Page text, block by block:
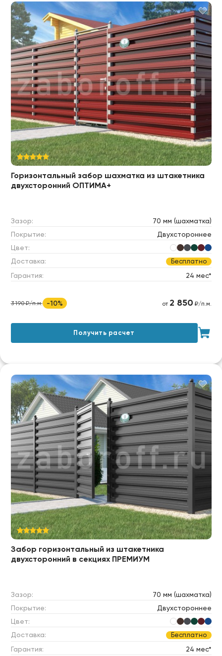
Горизонтальный забор шахматка из штакетника
двухсторонний ОПТИМА+
Зазор:
70 мм (шахматка)
Покрытие:
Двухстороннее
Цвет:
Доставка:
Бесплатно
Гарантия: 24 мес*
3 190 ₽/п.м. -10% от 2 850 ₽/п.м.
Получить расчет
Забор горизонтальный из штакетника
двухсторонний в секциях ПРЕМИУМ
Зазор:
70 мм (шахматка)
Покрытие:
Двухстороннее
Цвет:
Доставка:
Бесплатно
Гарантия: 24 мес*